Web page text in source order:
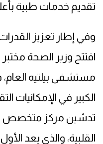
تقديم خدمات طبية
وفي إطار تعزيز
افتتح وزير الصحة
مستشفى بيلتيه
الكبير في الإمكانيات
تدشين مركز متخصص
القلبية، والذي يعد